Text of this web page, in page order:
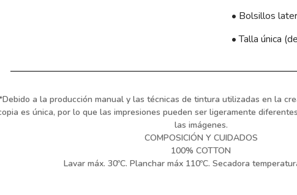
• Bolsillos
• Talla única
a la producción manual y las técnicas de tintura utilizadas en la
es única, por lo que las impresiones pueden ser ligeramente
las imágenes.
COMPOSICIÓN Y CUIDADOS
100% COTTON
Lavar máx. 30ºC. Planchar máx 110ºC. Secadora